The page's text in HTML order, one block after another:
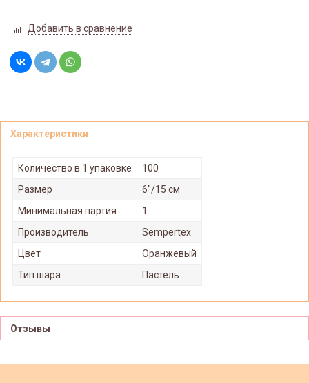
Добавить в сравнение
Характеристики
Количество в 1 упаковке
100
Размер
6"/15 см
Минимальная партия
1
Производитель
Sempertex
Цвет
Оранжевый
Тип шара
Пастель
Отзывы